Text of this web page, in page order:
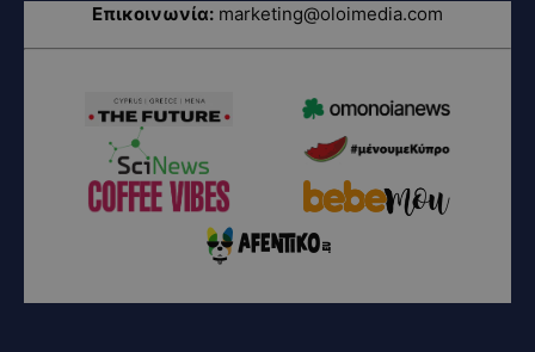
Επικοινωνία: marketing@oloimedia.com